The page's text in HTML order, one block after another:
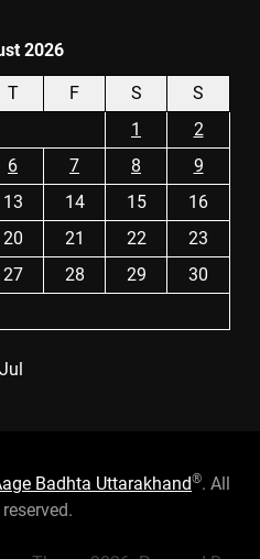
2026
T F S
S
1
2
6 7 8
9
13 14 15
16
20 21 22
23
27 28 29
30
Badhta Uttarakhand®. All